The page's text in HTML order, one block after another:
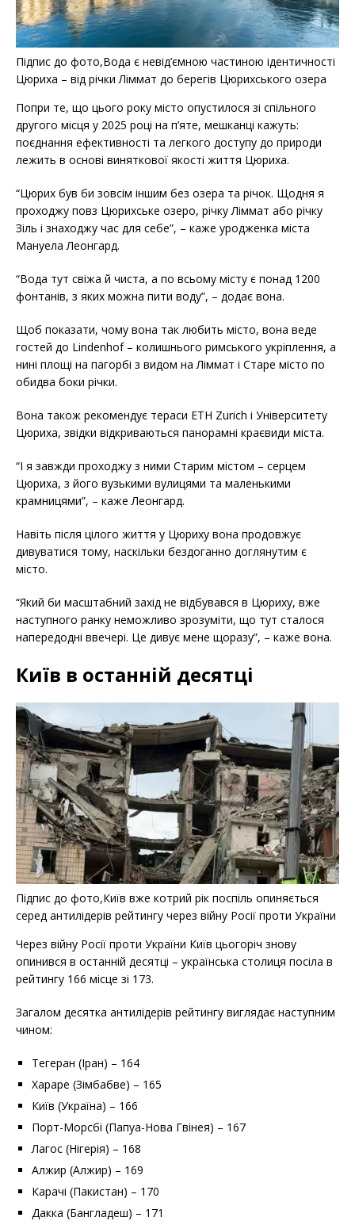
Підпис до фото,Вода є невід’ємною частиною ідентичності
Цюриха – від річки Ліммат до берегів Цюрихського озера
Попри те, що цього року місто опустилося зі спільного
другого місця у 2025 році на п’яте, мешканці кажуть:
поєднання ефективності та легкого доступу до природи
лежить в основі виняткової якості життя Цюриха.
“Цюрих був би зовсім іншим без озера та річок. Щодня я
проходжу повз Цюрихське озеро, річку Ліммат або річку
Зіль і знаходжу час для себе”, – каже уродженка міста
Мануела Леонгард.
“Вода тут свіжа й чиста, а по всьому місту є понад 1200
фонтанів, з яких можна пити воду”, – додає вона.
Щоб показати, чому вона так любить місто, вона веде
гостей до Lindenhof – колишнього римського укріплення, а
нині площі на пагорбі з видом на Ліммат і Старе місто по
обидва боки річки.
Вона також рекомендує тераси ETH Zurich і Університету
Цюриха, звідки відкриваються панорамні краєвиди міста.
“І я завжди проходжу з ними Старим містом – серцем
Цюриха, з його вузькими вулицями та маленькими
крамницями”, – каже Леонгард.
Навіть після цілого життя у Цюриху вона продовжує
дивуватися тому, наскільки бездоганно доглянутим є
місто.
“Який би масштабний захід не відбувався в Цюриху, вже
наступного ранку неможливо зрозуміти, що тут сталося
напередодні ввечері. Це дивує мене щоразу”, – каже вона.
Київ в останній десятці
Підпис до фото,Київ вже котрий рік поспіль опиняється
серед антилідерів рейтингу через війну Росії проти України
Через війну Росії проти України Київ цьогоріч знову
опинився в останній десятці – українська столиця посіла в
рейтингу 166 місце зі 173.
Загалом десятка антилідерів рейтингу виглядає наступним
чином:
Тегеран (Іран) – 164
Хараре (Зімбабве) – 165
Київ (Україна) – 166
Порт-Морсбі (Папуа-Нова Гвінея) – 167
Лагос (Нігерія) – 168
Алжир (Алжир) – 169
Карачі (Пакистан) – 170
Дакка (Бангладеш) – 171